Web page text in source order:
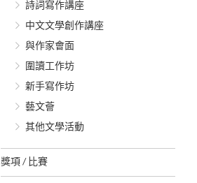
詩詞寫作講座
中文文學創作講座
與作家會面
圍讀工作坊
新手寫作坊
藝文薈
其他文學活動
獎項 / 比賽